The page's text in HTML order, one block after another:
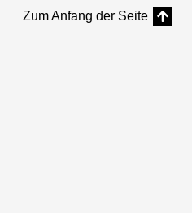
Zum Anfang der Seite